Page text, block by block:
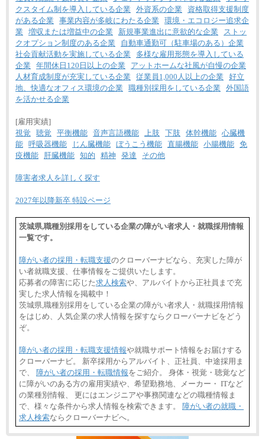
クスタイム制を導入している企業 外資系の企業
資格取得支援制度
がある企業 事業内容が多岐にわたる企業 環境・エコロジー追求企
業 増収または増益中の企業 新規事業進出に意欲的な企業
ストッ
クオプション制度のある企業
自動車通勤可（駐車場のある）企業
社会貢献活動を実施している企業
多様な雇用形態を導入している
企業 年間休日120日以上の企業
アットホームな社風が自慢の企業
人材育成制度が充実している企業 従業員1,000人以上の企業 好立
地、快適なオフィス環境の企業 職種別採用をしている企業 外国語
を活かせる企業
[雇用実績]
視覚
聴覚 平衡機能 音声言語機能 上肢 下肢 体幹機能 心臓機
能 呼吸器機能 じん臓機能 ぼうこう機能 直腸機能 小腸機能 免
疫機能
肝臓機能 知的 精神 発達 その他
障害者求人を詳しく探す
2027年以降新卒 特設ページ
茨城県,職種別採用をしている企業の障がい者求人・就職採用情報
一覧です。
障がい者の採用・転職支援のクローバーナビなら、充実した障が
い者就職支援、仕事情報をご提供いたします。
応募者の障害に応じた求人検索や、アルバイトから正社員まで充
実した求人情報を掲載中！
茨城県,職種別採用をしている企業の障がい者求人・就職採用情報
をはじめ、人気企業の求人情報を探すならクローバーナビをどう
ぞ。
障がい者の採用・転職支援情報や就職サポート情報をお届けする
クローバーナビ。 新卒採用からアルバイト、正社員、中途採用ま
で、 障がい者の採用・転職情報をご紹介。 身体・視覚・聴覚など
に障がいのある方の雇用実績や、希望勤務地、メーカー・ ITなど
の業種別情報、 更にはエンジニアや事務関連などの職種情報ま
で、様々な条件から求人情報を検索できます。 障がい者の就職・
求人検索ならクローバーナビへ。